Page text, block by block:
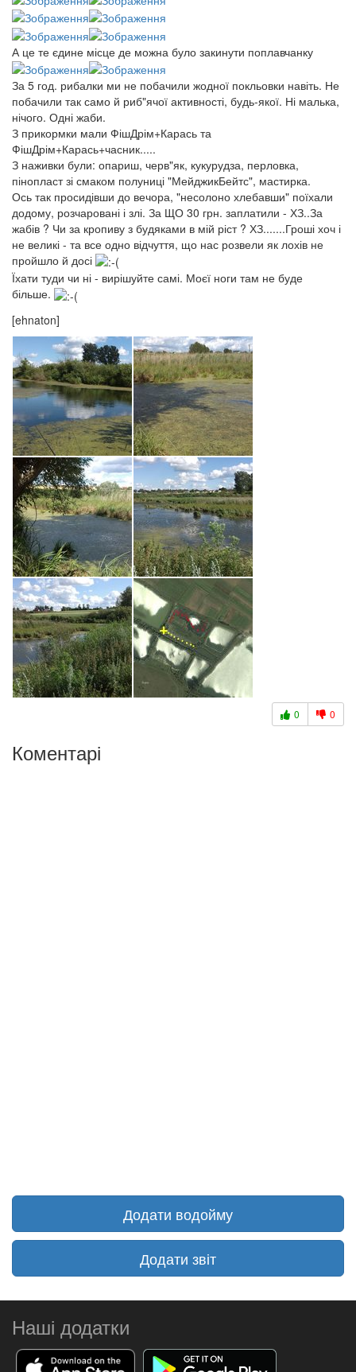
А це те єдине місце де можна було закинути поплавчанку
За 5 год. рибалки ми не побачили жодної покльовки навіть. Не
побачили так само й риб"ячої активності, будь-якої. Ні малька,
нічого. Одні жаби.
З прикормки мали ФішДрім+Карась та
ФішДрім+Карась+часник.....
З наживки були: опариш, черв"як, кукурудза, перловка,
пінопласт зі смаком полуниці "МейджикБейтс", мастирка.
Ось так просидівши до вечора, "несолоно хлебавши" поїхали
додому, розчаровані і злі. За ЩО 30 грн. заплатили - ХЗ..За
жабів ? Чи за кропиву з будяками в мій ріст ? ХЗ.......Гроші хоч і
не великі - та все одно відчуття, що нас розвели як лохів не
пройшло й досі
Їхати туди чи ні - вирішуйте самі. Моєї ноги там не буде
більше.
[ehnaton]
0 0
Коментарі
Додати водойму
Додати звіт
Наші додатки